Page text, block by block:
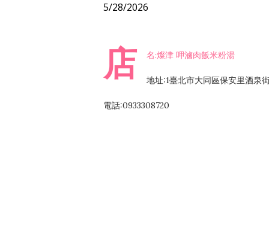
5/28/2026
店 名:燦津 呷滷肉飯米粉湯
地址:1臺北市大同區保安里酒泉
電話:0933308720